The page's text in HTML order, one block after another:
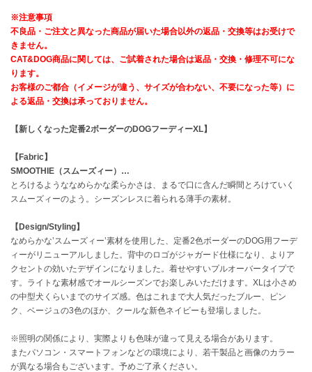
célon
セロン
Clarks Premium
クラークス
コードエー
COLE HAAN
コール ハーン
CONVERSE
コンバース
DANSKIN
ダンスキン
emmi
エミ
※注意事項
不良品・ご注文と異なった商品が届いた場合以外の返品・交換等はお受けで
きません。
CAT&DOG商品に関しては、ご試着された場合は返品・交換・修理不可にな
ります。
お客様のご都合（イメージが違う、サイズが合わない、不要になった等）に
よる返品・交換は承っておりません。
【新しくなった定番2ボーダーのDOGフーディーXL】
【Fabric】
SMOOTHIE（スムーズィー）…
とろけるようななめらかな柔らかさは、まるで口に含んだ瞬間とろけていく
スムーズィーのよう。シーズンレスに着られる薄手の素材。
【Design/Styling】
なめらかな’スムーズィー’素材を使用した、定番2色ボーダーのDOG用フーデ
ィーがリニューアルしました。背中のロゴがジャガード仕様になり、よりア
クセントの効いたデザインになりました。着せやすいプルオーバータイプで
す。ライトな素材感でオールシーズンでお楽しみいただけます。XLは小さめ
の中型犬くらいまでのサイズ感。色はこれまで大人気だったブルー、ピン
ク、ベージュの3色のほか、クールな新色ネイビーも登場しました。
※照明の関係により、実際よりも色味が違って見える場合があります。
またパソコン・スマートフォンなどの環境により、若干製品と画像のカラー
が異なる場合もございます。予めご了承ください。